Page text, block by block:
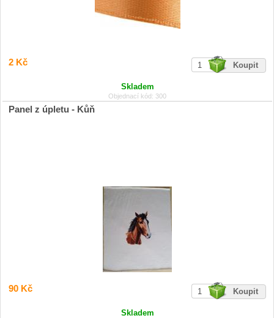
2 Kč
Skladem
Objednací kód: 300
Panel z úpletu - Kůň
90 Kč
Skladem